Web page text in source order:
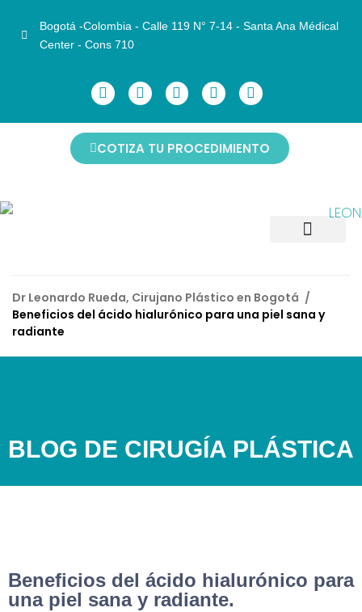
Bogotá -Colombia - Calle 119 N° 7-14 - Santa Ana Médical
Center - Cons 710
COTIZA TU PROCEDIMIENTO
Dr Leonardo Rueda, Cirujano Plástico en Bogotá /
Beneficios del ácido hialurónico para una piel sana y
radiante
BLOG DE CIRUGÍA PLÁSTICA
Beneficios del ácido hialurónico para
una piel sana y radiante.